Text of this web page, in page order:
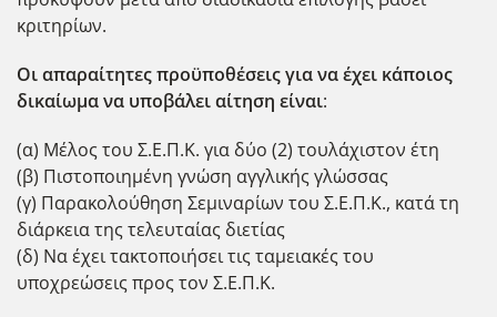
κριτηρίων.
Οι απαραίτητες προϋποθέσεις για να έχει κάποιος
δικαίωμα να υποβάλει αίτηση είναι:
(α) Μέλος του Σ.Ε.Π.Κ. για δύο (2) τουλάχιστον έτη
(β) Πιστοποιημένη γνώση αγγλικής γλώσσας
(γ) Παρακολούθηση Σεμιναρίων του Σ.Ε.Π.Κ., κατά τη
διάρκεια της τελευταίας διετίας
(δ) Να έχει τακτοποιήσει τις ταμειακές του
υποχρεώσεις προς τον Σ.Ε.Π.Κ.